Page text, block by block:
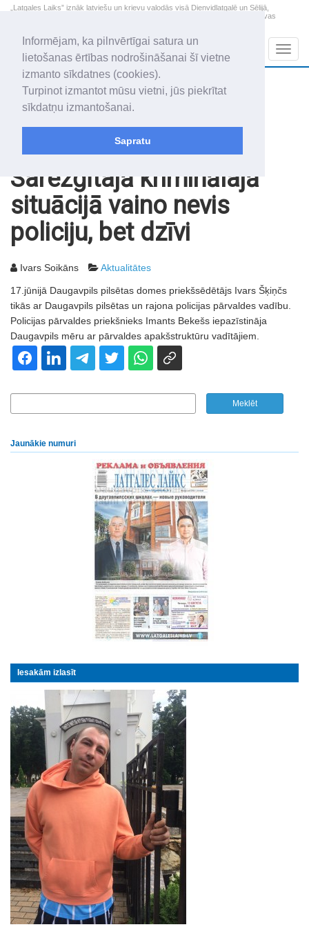
Informējam, ka pilnvērtīgai satura un
lietošanas ērtības nodrošināšanai šī vietne
izmanto sīkdatnes (cookies).
Turpinot izmantot mūsu vietni, jūs piekrītat
sīkdatņu izmantošanai.
Sapratu
„Latgales Laiks” iznāk latviešu un krievu valodās visā Dienvidlatgalē un Sēlijā,
„Latgales Laiks” latviešu valodā aptver Daugavpils valstspilsētu, Augšdaugavas
2026. gada 8. augusts
Sestdiena
Mudīte, Vladislava, Vladislavs
+17.4
Sarežģītajā kriminālajā
situācijā vaino nevis
policiju, bet dzīvi
Ivars Soikāns Aktualitātes
17.jūnijā Daugavpils pilsētas domes priekšsēdētājs Ivars Šķiņčs
tikās ar Daugavpils pilsētas un rajona policijas pārvaldes vadību.
Policijas pārvaldes priekšnieks Imants Bekešs iepazīstināja
Daugavpils mēru ar pārvaldes apakšstruktūru vadītājiem.
Jaunākie numuri
Iesakām izlasīt